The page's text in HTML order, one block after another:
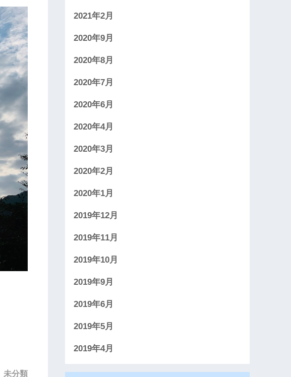
未分類
2021年2月
2020年9月
2020年8月
2020年7月
2020年6月
2020年4月
2020年3月
2020年2月
2020年1月
2019年12月
2019年11月
2019年10月
2019年9月
2019年6月
2019年5月
2019年4月